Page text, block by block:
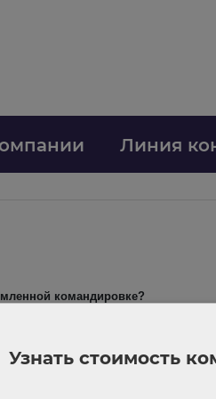
Линия
командировке?
оформлена (не было приказа,
нужно обратить внимание, указал
Узнать стоимость